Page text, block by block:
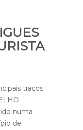
traços
numa
de